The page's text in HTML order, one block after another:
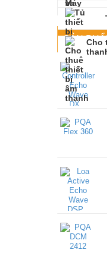
Cho
SẢN